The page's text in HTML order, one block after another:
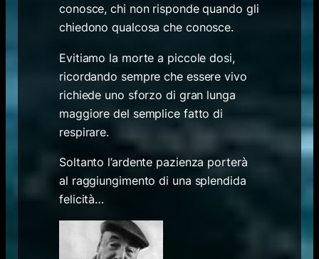
conosce, chi non risponde quando gli
chiedono qualcosa che conosce.
Evitiamo la morte a piccole dosi,
ricordando sempre che essere vivo
richiede uno sforzo di gran lunga
maggiore del semplice fatto di
respirare.
Soltanto l’ardente pazienza porterà
al raggiungimento di una splendida
felicità…